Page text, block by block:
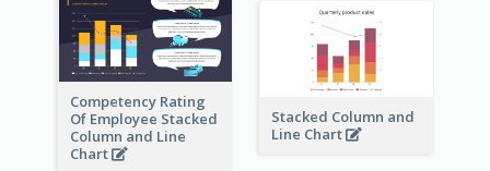
Competency Rating
Of Employee Stacked
Column and Line
Chart
Stacked Column and
Line Chart